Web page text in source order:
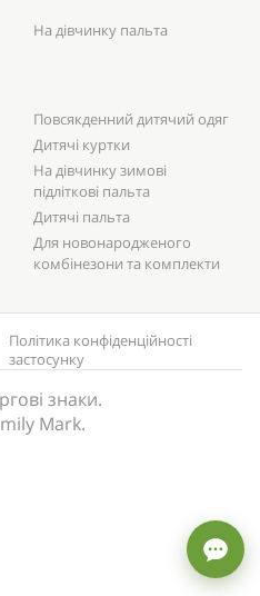
На дівчинку пальта
Повсякденний дитячий одяг
Дитячі куртки
На дівчинку зимові
підліткові пальта
Дитячі пальта
Для новонародженого
комбінезони та комплекти
Політика конфіденційності
застосунку
знаки.
Mark.